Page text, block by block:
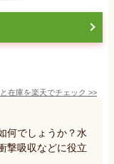
在庫を楽天でチェック >>
何でしょうか？水
撃吸収などに役立